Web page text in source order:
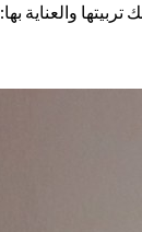
والعناية بها: